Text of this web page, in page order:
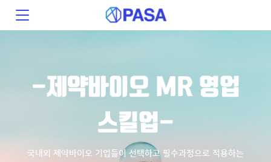
-제약바이오 MR 영업
스킬업-
국내외 제약바이오 기업들이 선택하고 필수과정으로 적용하는